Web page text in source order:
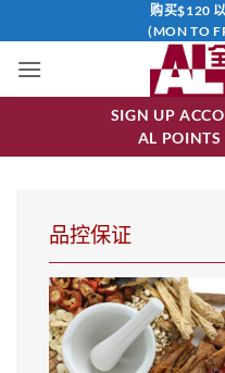
到
容
购买$120
(MON TO
SIGN UP
AL POINTS
品控保证